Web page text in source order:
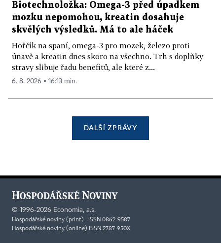
Biotechnoložka: Omega-3 před úpadkem
mozku nepomohou, kreatin dosahuje
skvělých výsledků. Má to ale háček
Hořčík na spaní, omega-3 pro mozek, železo proti
únavě a kreatin dnes skoro na všechno. Trh s doplňky
stravy slibuje řadu benefitů, ale které z...
6. 8. 2026 ▪ 16:13 min.
DALŠÍ ZPRÁVY
© 1996-2026 Economia, a.s.
Hospodářské noviny (print) ISSN 0862-9587
Hospodářské noviny (online) ISSN 2787-950X